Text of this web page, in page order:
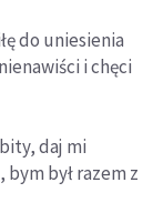
do uniesienia
i chęci
daj mi
był razem z